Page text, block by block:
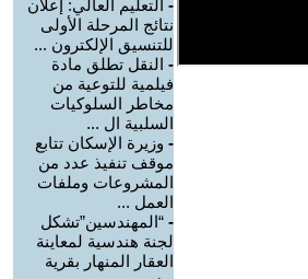
- التعليم العالي: إعلان
نتائج المرحلة الأولى
للتنسيق الإلكترون ...
- النقل تطلق مادة
فيلمية للتوعية من
مخاطر السلوكيات
السلبية ال ...
- وزيرة الإسكان تتابع
موقف تنفيذ عدد من
المشروعات وملفات
العمل ...
- “المهندسين”تشكل
لجنة هندسية لمعاينة
العقار المنهار بقرية